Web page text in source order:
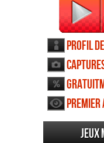
Profil
Premier
Jeux